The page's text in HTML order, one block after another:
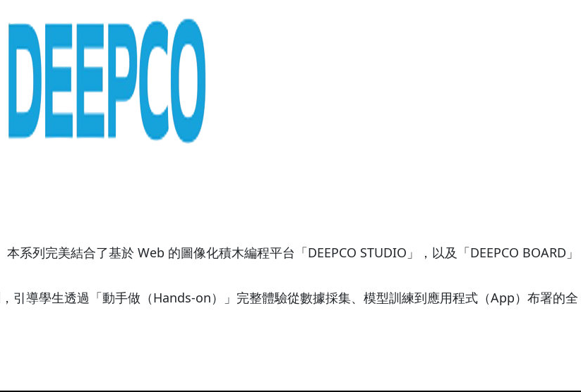
系列完美結合了基於 Web 的圖像化積木編程平台「DEEPCO STUDIO」，以及「DEEPCO BOARD」
引導學生透過「動手做（Hands-on）」完整體驗從數據採集、模型訓練到應用程式（App）布署的全